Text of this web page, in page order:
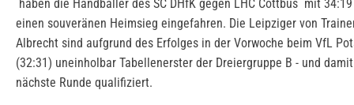
haben die Handballer des SC DHfK gegen LHC Cottbus mit
einen souveränen Heimsieg eingefahren. Die Leipziger von
Albrecht sind aufgrund des Erfolges in der Vorwoche beim VfL
(32:31) uneinholbar Tabellenerster der Dreiergruppe B - und
nächste Runde qualifiziert.